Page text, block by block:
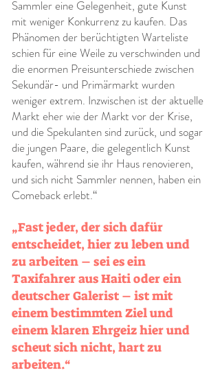
Sammler eine Gelegenheit, gute Kunst
mit weniger Konkurrenz zu kaufen. Das
Phänomen der berüchtigten Warteliste
schien für eine Weile zu verschwinden und
die enormen Preisunterschiede zwischen
Sekundär- und Primärmarkt wurden
weniger extrem. Inzwischen ist der aktuelle
Markt eher wie der Markt vor der Krise,
und die Spekulanten sind zurück, und sogar
die jungen Paare, die gelegentlich Kunst
kaufen, während sie ihr Haus renovieren,
und sich nicht Sammler nennen, haben ein
Comeback erlebt.“
„Fast jeder, der sich dafür
entscheidet, hier zu leben und
zu arbeiten – sei es ein
Taxifahrer aus Haiti oder ein
deutscher Galerist – ist mit
einem bestimmten Ziel und
einem klaren Ehrgeiz hier und
scheut sich nicht, hart zu
arbeiten.“